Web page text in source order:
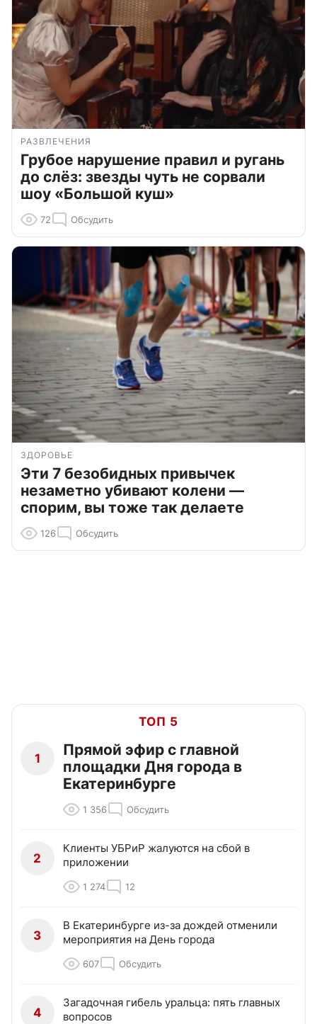
РАЗВЛЕЧЕНИЯ
Грубое нарушение правил и ругань
до слёз: звезды чуть не сорвали
шоу «Большой куш»
72 Обсудить
ЗДОРОВЬЕ
Эти 7 безобидных привычек
незаметно убивают колени —
спорим, вы тоже так делаете
126 Обсудить
ТОП 5
1
Прямой эфир с главной
площадки Дня города в
Екатеринбурге
1 356 Обсудить
2
Клиенты УБРиР жалуются на сбой в
приложении
1 274 12
3
В Екатеринбурге из-за дождей отменили
мероприятия на День города
607 Обсудить
4
Загадочная гибель уральца: пять главных
вопросов